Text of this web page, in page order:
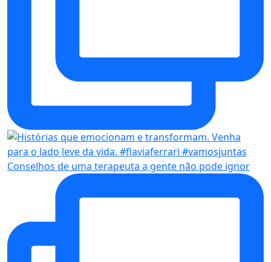
Conselhos de uma terapeuta a gente não pode ignor